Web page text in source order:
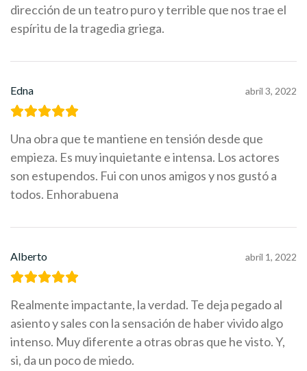
dirección de un teatro puro y terrible que nos trae el
espíritu de la tragedia griega.
Edna abril 3, 2022
Una obra que te mantiene en tensión desde que
empieza. Es muy inquietante e intensa. Los actores
son estupendos. Fui con unos amigos y nos gustó a
todos. Enhorabuena
Alberto abril 1, 2022
Realmente impactante, la verdad. Te deja pegado al
asiento y sales con la sensación de haber vivido algo
intenso. Muy diferente a otras obras que he visto. Y,
si, da un poco de miedo.